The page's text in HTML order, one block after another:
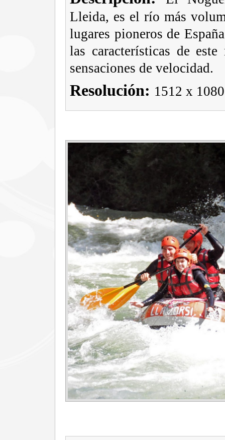
Lleida, es el río más
lugares pioneros de
las características de
sensaciones de velocidad.
Resolución: 1512 x 1080